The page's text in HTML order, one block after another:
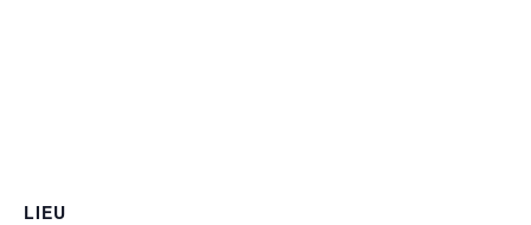
LIEU